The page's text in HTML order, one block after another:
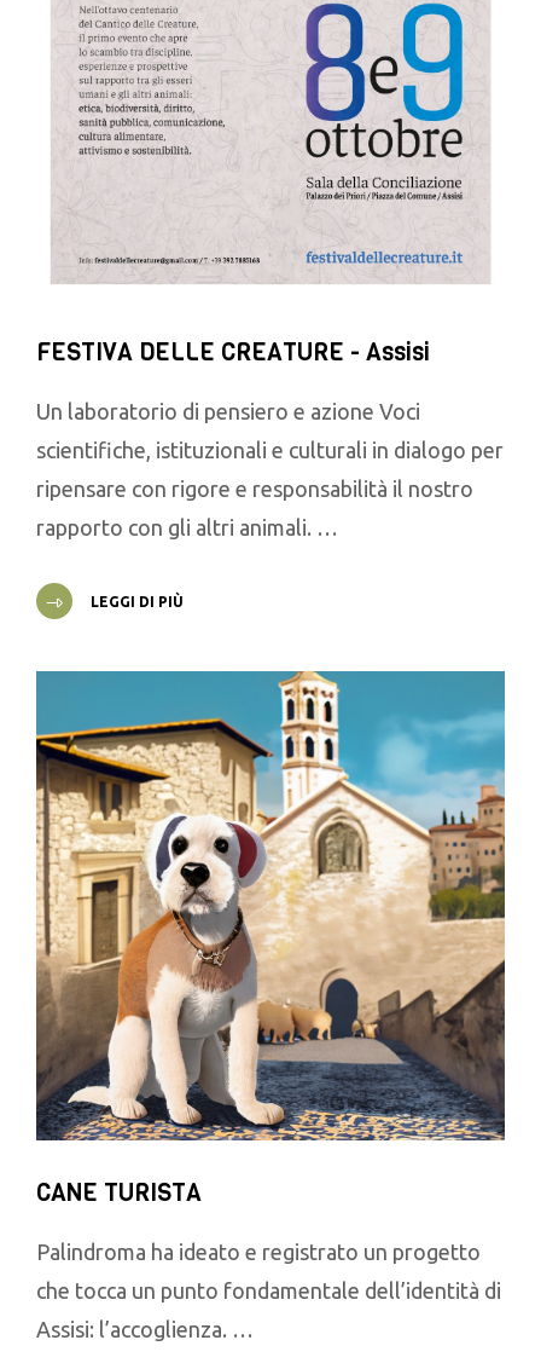
FESTIVA DELLE CREATURE - Assisi
Un laboratorio di pensiero e azione Voci
scientifiche, istituzionali e culturali in dialogo per
ripensare con rigore e responsabilità il nostro
rapporto con gli altri animali. …
LEGGI DI PIÙ
CANE TURISTA
Palindroma ha ideato e registrato un progetto
che tocca un punto fondamentale dell’identità di
Assisi: l’accoglienza. …